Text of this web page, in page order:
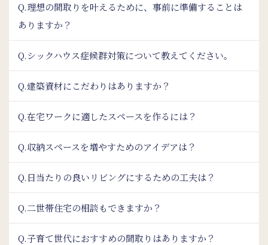
Q.理想の間取りを叶えるために、事前に準備することは
ありますか？
Q.シックハウス症候群対策について教えてください。
Q.建築資材にこだわりはありますか？
Q.在宅ワークに適したスペースを作るには？
Q.収納スペースを増やすためのアイデアは？
Q.日当たりの良いリビングにするための工夫は？
Q.二世帯住宅の相談もできますか？
Q.子育て世代におすすめの間取りはありますか？